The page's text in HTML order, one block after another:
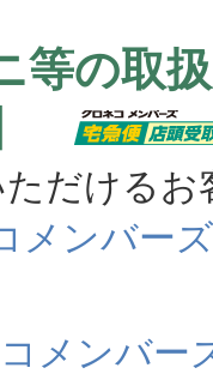
等の取
だけるお
メンバーズ
メンバー